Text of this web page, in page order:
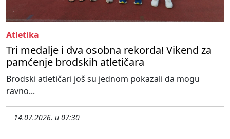
Atletika
Tri medalje i dva osobna rekorda! Vikend za
pamćenje brodskih atletičara
Brodski atletičari još su jednom pokazali da mogu
ravno...
14.07.2026. u 07:30